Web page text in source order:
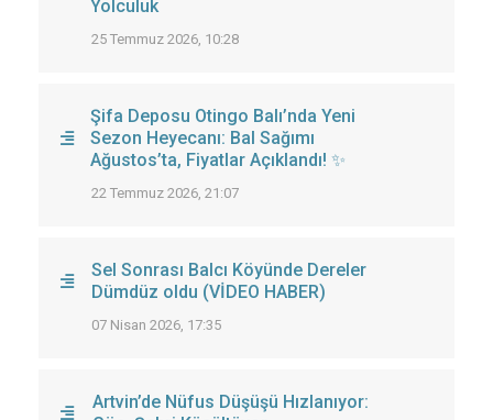
Yolculuk
25 Temmuz 2026, 10:28
Şifa Deposu Otingo Balı’nda Yeni
Sezon Heyecanı: Bal Sağımı
Ağustos’ta, Fiyatlar Açıklandı! ✨
22 Temmuz 2026, 21:07
Sel Sonrası Balcı Köyünde Dereler
Dümdüz oldu (VİDEO HABER)
07 Nisan 2026, 17:35
Artvin’de Nüfus Düşüşü Hızlanıyor: